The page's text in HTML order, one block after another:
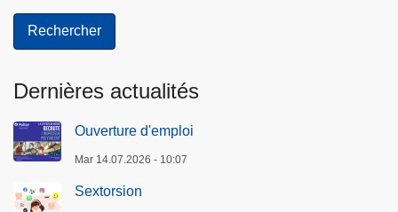
Dernières actualités
Ouverture d'emploi
Mar 14.07.2026 - 10:07
Sextorsion